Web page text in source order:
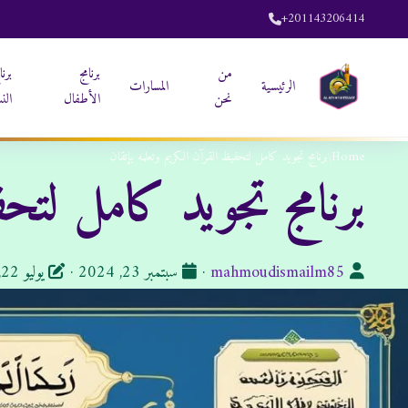
+201143206414
الرئيسية
من
نحن
المسارات
برنامج
الأطفال
Home برنامج تجويد كامل لتحفيظ القرآن الكريم وتعلمه بإتقان
برنامج تجويد كامل
الكاتب:
mahmoudismailm85
·
تاريخ
النشر:
سبتمبر 23, 2024 · يوليو 22, 2025